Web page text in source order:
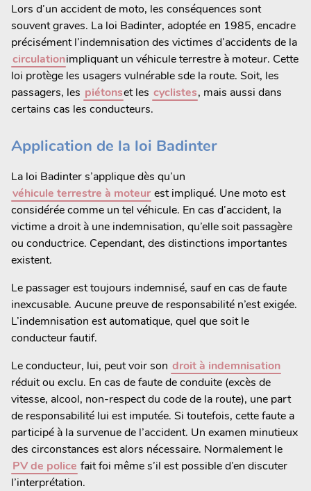
Lors d’un accident de moto, les conséquences sont
souvent graves. La loi Badinter, adoptée en 1985, encadre
précisément l’indemnisation des victimes d’accidents de la
circulationimpliquant un véhicule terrestre à moteur. Cette
loi protège les usagers vulnérable sde la route. Soit, les
passagers, les piétonset les cyclistes, mais aussi dans
certains cas les conducteurs.
Application de la loi Badinter
La loi Badinter s’applique dès qu’un
véhicule terrestre à moteur est impliqué. Une moto est
considérée comme un tel véhicule. En cas d’accident, la
victime a droit à une indemnisation, qu’elle soit passagère
ou conductrice. Cependant, des distinctions importantes
existent.
Le passager est toujours indemnisé, sauf en cas de faute
inexcusable. Aucune preuve de responsabilité n’est exigée.
L’indemnisation est automatique, quel que soit le
conducteur fautif.
Le conducteur, lui, peut voir son droit à indemnisation
réduit ou exclu. En cas de faute de conduite (excès de
vitesse, alcool, non-respect du code de la route), une part
de responsabilité lui est imputée. Si toutefois, cette faute a
participé à la survenue de l’accident. Un examen minutieux
des circonstances est alors nécessaire. Normalement le
PV de police fait foi même s’il est possible d’en discuter
l’interprétation.